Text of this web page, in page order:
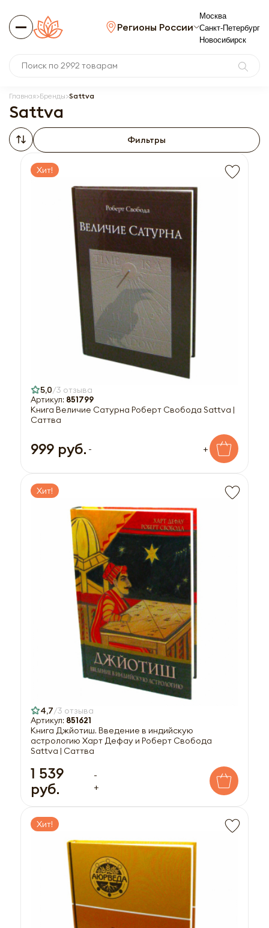
Регионы России
Москва
Санкт-Петербург
Новосибирск
Главная Бренды Sattva
Sattva
Фильтры
Хит!
5,0 3 отзыва
Артикул: 851799
Книга Величие Сатурна Роберт Свобода Sattva |
Саттва
999 руб. - +
Хит!
4,7 3 отзыва
Артикул: 851621
Книга Джйотиш. Введение в индийскую
астрологию Харт Дефау и Роберт Свобода
Sattva | Саттва
1 539
руб.
-
+
Хит!